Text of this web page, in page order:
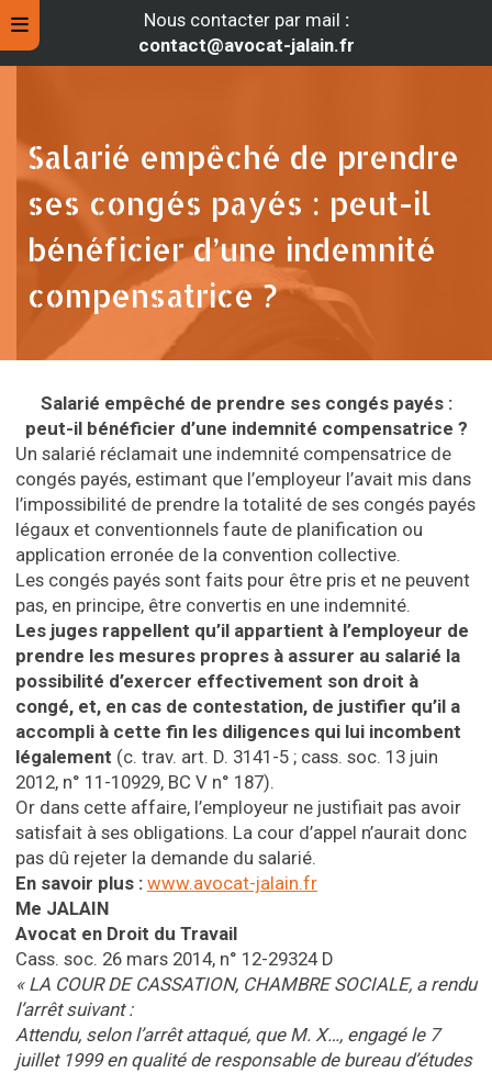
Nous contacter par mail :
contact@avocat-jalain.fr
Salarié empêché de prendre
ses congés payés : peut-il
bénéficier d’une indemnité
compensatrice ?
Salarié empêché de prendre ses congés payés :
peut-il bénéficier d’une indemnité compensatrice ?
Un salarié réclamait une indemnité compensatrice de
congés payés, estimant que l’employeur l’avait mis dans
l’impossibilité de prendre la totalité de ses congés payés
légaux et conventionnels faute de planification ou
application erronée de la convention collective.
Les congés payés sont faits pour être pris et ne peuvent
pas, en principe, être convertis en une indemnité.
Les juges rappellent qu’il appartient à l’employeur de
prendre les mesures propres à assurer au salarié la
possibilité d’exercer effectivement son droit à
congé, et, en cas de contestation, de justifier qu’il a
accompli à cette fin les diligences qui lui incombent
légalement (c. trav. art. D. 3141-5 ; cass. soc. 13 juin
2012, n° 11-10929, BC V n° 187).
Or dans cette affaire, l’employeur ne justifiait pas avoir
satisfait à ses obligations. La cour d’appel n’aurait donc
pas dû rejeter la demande du salarié.
En savoir plus : www.avocat-jalain.fr
Me JALAIN
Avocat en Droit du Travail
Cass. soc. 26 mars 2014, n° 12-29324 D
« LA COUR DE CASSATION, CHAMBRE SOCIALE, a rendu
l’arrêt suivant :
Attendu, selon l’arrêt attaqué, que M. X…, engagé le 7
juillet 1999 en qualité de responsable de bureau d’études